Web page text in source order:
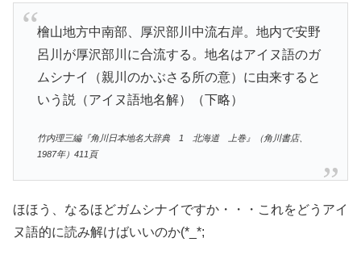
檜山地方中南部、厚沢部川中流右岸。地内で安野
呂川が厚沢部川に合流する。地名はアイヌ語のガ
ムシナイ（親川のかぶさる所の意）に由来すると
いう説（アイヌ語地名解）（下略）
竹内理三編『角川日本地名大辞典 1 北海道 上巻』（角川書店、
1987年）411頁
ほほう、なるほどガムシナイですか・・・これをどうアイ
ヌ語的に読み解けばいいのか(*_*;